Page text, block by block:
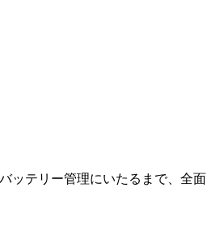
ッテリー管理にいたるまで、全面